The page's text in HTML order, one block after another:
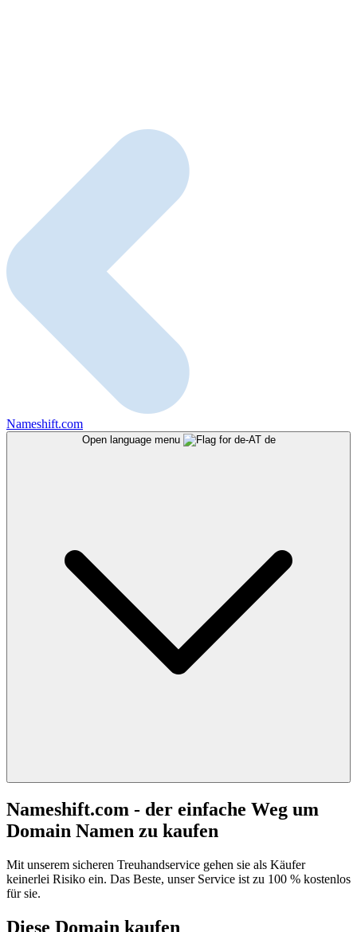
Nameshift.com
Open language menu de
Nameshift.com - der einfache Weg um
Domain Namen zu kaufen
Mit unserem sicheren Treuhandservice gehen sie als Käufer
keinerlei Risiko ein. Das Beste, unser Service ist zu 100 % kostenlos
für sie.
Diese Domain kaufen